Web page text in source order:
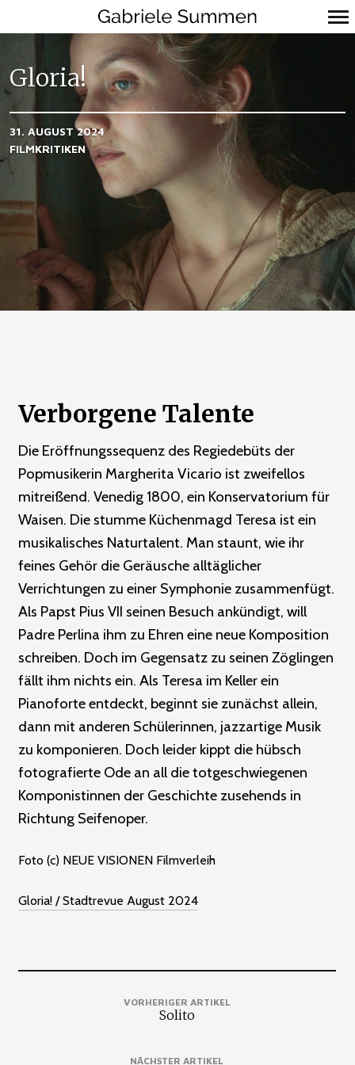
Primär-
Navigation
Gloria!
31. AUGUST 2024
FILMKRITIKEN
Verborgene Talente
Die Eröffnungssequenz des Regiedebüts der
Popmusikerin Margherita Vicario ist zweifellos
mitreißend. Venedig 1800, ein Konservatorium für
Waisen. Die stumme Küchenmagd Teresa ist ein
musikalisches Naturtalent. Man staunt, wie ihr
feines Gehör die Geräusche alltäglicher
Verrichtungen zu einer Symphonie zusammenfügt.
Als Papst Pius VII seinen Besuch ankündigt, will
Padre Perlina ihm zu Ehren eine neue Komposition
schreiben. Doch im Gegensatz zu seinen Zöglingen
fällt ihm nichts ein. Als Teresa im Keller ein
Pianoforte entdeckt, beginnt sie zunächst allein,
dann mit anderen Schülerinnen, jazzartige Musik
zu komponieren. Doch leider kippt die hübsch
fotografierte Ode an all die totgeschwiegenen
Komponistinnen der Geschichte zusehends in
Richtung Seifenoper.
Foto (c) NEUE VISIONEN Filmverleih
Gloria! / Stadtrevue August 2024
VORHERIGER ARTIKEL
Solito
NÄCHSTER ARTIKEL